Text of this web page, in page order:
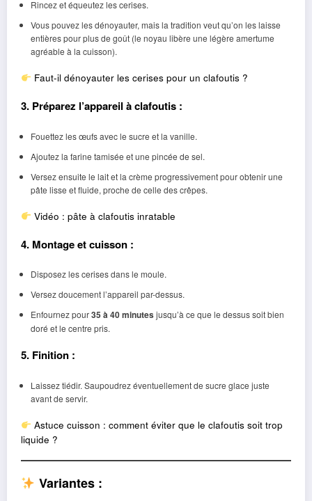
Rincez et équeutez les cerises.
Vous pouvez les dénoyauter, mais la tradition veut qu’on les laisse
entières pour plus de goût (le noyau libère une légère amertume
agréable à la cuisson).
Faut-il dénoyauter les cerises pour un clafoutis ?
3. Préparez l’appareil à clafoutis :
Fouettez les œufs avec le sucre et la vanille.
Ajoutez la farine tamisée et une pincée de sel.
Versez ensuite le lait et la crème progressivement pour obtenir une
pâte lisse et fluide, proche de celle des crêpes.
Vidéo : pâte à clafoutis inratable
4. Montage et cuisson :
Disposez les cerises dans le moule.
Versez doucement l’appareil par-dessus.
Enfournez pour35 à 40 minutes jusqu’à ce que le dessus soit bien
doré et le centre pris.
5. Finition :
Laissez tiédir. Saupoudrez éventuellement de sucre glace juste
avant de servir.
Astuce cuisson : comment éviter que le clafoutis soit trop
liquide ?
Variantes :